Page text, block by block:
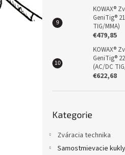
KOWAX®
GeniTig®
TIG/MMA)
€479,85
KOWAX®
GeniTig®
(AC/DC
€622,68
kategorie
Kategorie
Zváracia technika
Samostmievacie kukly